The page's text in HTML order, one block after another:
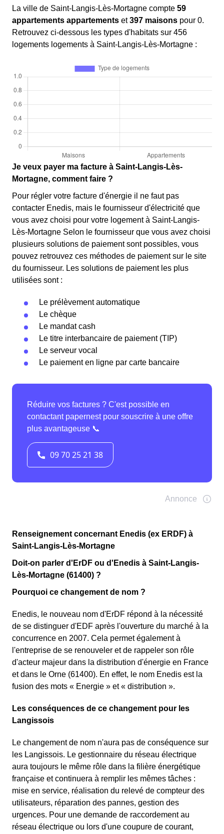
La ville de Saint-Langis-Lès-Mortagne compte 59
appartements appartements et397 maisons pour 0.
Retrouvez ci-dessous les types d'habitats sur 456
logements logements à Saint-Langis-Lès-Mortagne :
Je veux payer ma facture à Saint-Langis-Lès-
Mortagne, comment faire ?
Pour régler votre facture d'énergie il ne faut pas
contacter Enedis, mais le fournisseur d'électricité que
vous avez choisi pour votre logement à Saint-Langis-
Lès-Mortagne Selon le fournisseur que vous avez choisi
plusieurs solutions de paiement sont possibles, vous
pouvez retrouvez ces méthodes de paiement sur le site
du fournisseur. Les solutions de paiement les plus
utilisées sont :
Le prélèvement automatique
Le chèque
Le mandat cash
Le titre interbancaire de paiement (TIP)
Le serveur vocal
Le paiement en ligne par carte bancaire
Renseignement concernant Enedis (ex ERDF) à
Saint-Langis-Lès-Mortagne
Doit-on parler d'ErDF ou d'Enedis à Saint-Langis-
Lès-Mortagne (61400) ?
Pourquoi ce changement de nom ?
Enedis, le nouveau nom d'ErDF répond à la nécessité
de se distinguer d'EDF après l'ouverture du marché à la
concurrence en 2007. Cela permet également à
l'entreprise de se renouveler et de rappeler son rôle
d'acteur majeur dans la distribution d'énergie en France
et dans le Orne (61400). En effet, le nom Enedis est la
fusion des mots « Energie » et « distribution ».
Les conséquences de ce changement pour les
Langissois
Le changement de nom n'aura pas de conséquence sur
les Langissois. Le gestionnaire du réseau électrique
aura toujours le même rôle dans la filière énergétique
française et continuera à remplir les mêmes tâches :
mise en service, réalisation du relevé de compteur des
utilisateurs, réparation des pannes, gestion des
urgences. Pour une demande de raccordement au
réseau électrique ou lors d'une coupure de courant,